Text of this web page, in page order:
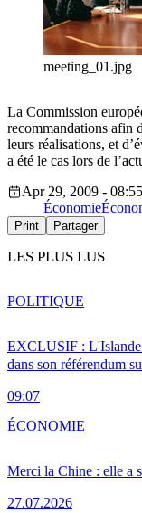
meeting_01.jpg
La Commission
recommandations afin
leurs réalisations, et
a été le cas lors de
Apr 29, 2009 - 08:55
Économie
Print Partager
LES PLUS LUS
EXCLUSIF : L'Islande
dans son référendum
09:07
POLITIQUE
Merci la Chine : elle a
27.07.2026
ÉCONOMIE